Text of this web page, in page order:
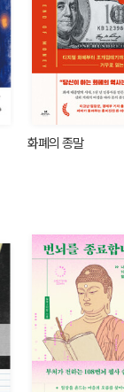
화폐의 종말